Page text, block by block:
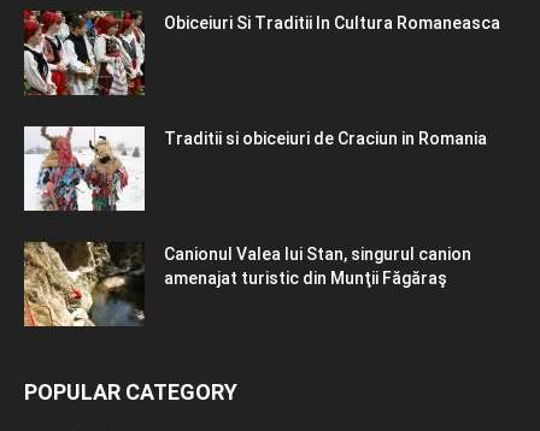
Obiceiuri Si Traditii In Cultura Romaneasca
Traditii si obiceiuri de Craciun in Romania
Canionul Valea lui Stan, singurul canion
amenajat turistic din Munţii Făgăraş
POPULAR CATEGORY